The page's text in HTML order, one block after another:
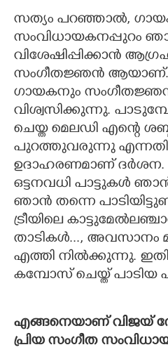
സത്യം പറഞ്ഞാൽ,
സംവിധായകനപ്പുറം
വിശേഷിപ്പിക്കാൻ
സംഗീതജ്ഞൻ ആയാണ്.
ഗായകനും
വിശ്വസിക്കുന്നു.
ചെയ്ത മെലഡി എന്റെ
പുറത്തുവരുന്നു
ഉദാഹരണമാണ്
ഒട്ടനവധി പാട്ടുകൾ
ഞാൻ തന്നെ
ട്രീയിലെ
താടികൾ...,
എത്തി നിൽക്കുന്നു.
കമ്പോസ് ചെയ്ത് പാടിയ
എങ്ങനെയാണ് വിജയ്
പ്രിയ സംഗീത